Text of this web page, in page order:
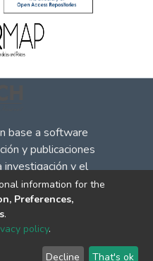
base a software
y publicaciones
investigación y el
competencia, la
consumidor, para
y académico.
© 2002-2026
End User Send
information for the
Preferences,
.
policy.
Decline That's ok